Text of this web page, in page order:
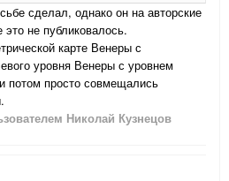
сделал, однако он на авторские
это не публиковалось.
карте Венеры с
уровня Венеры с уровнем
потом просто совмещались
Николай Кузнецов